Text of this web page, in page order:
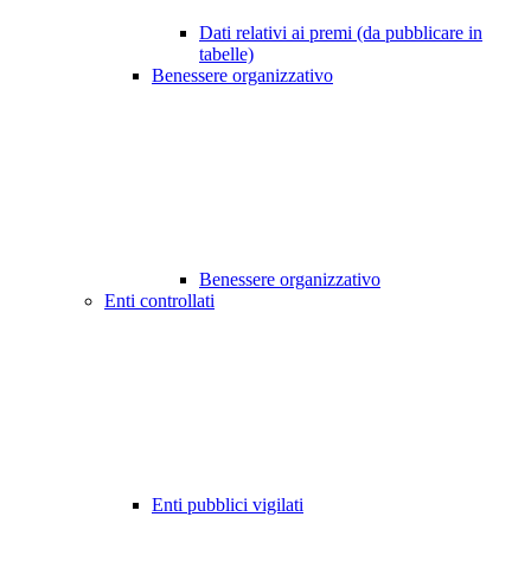
Dati relativi ai premi (da pubblicare in
tabelle)
Benessere organizzativo
Benessere organizzativo
Enti controllati
Enti pubblici vigilati